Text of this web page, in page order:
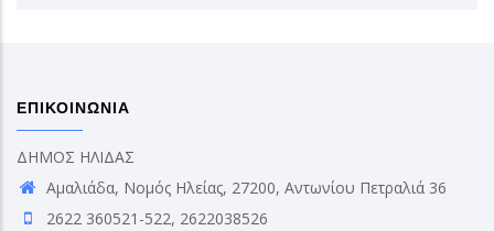
ΕΠΙΚΟΙΝΩΝΙΑ
ΔΗΜΟΣ ΗΛΙΔΑΣ
Αμαλιάδα, Νομός Ηλείας, 27200, Αντωνίου Πετραλιά 36
2622 360521-522, 2622038526